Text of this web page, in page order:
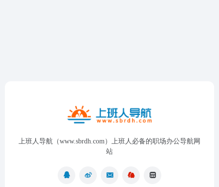
上班人导航（www.sbrdh.com）上班人必备的职场办公导航网
站